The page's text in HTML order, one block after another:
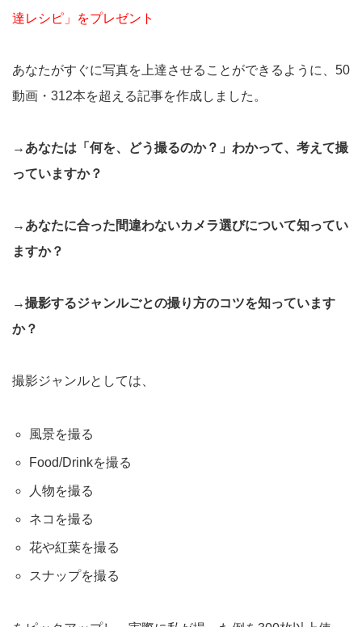
達レシピ」をプレゼント
あなたがすぐに写真を上達させることができるように、50
動画・312本を超える記事を作成しました。
→あなたは「何を、どう撮るのか？」わかって、考えて撮
っていますか？
→あなたに合った間違わないカメラ選びについて知ってい
ますか？
→撮影するジャンルごとの撮り方のコツを知っています
か？
撮影ジャンルとしては、
風景を撮る
Food/Drinkを撮る
人物を撮る
ネコを撮る
花や紅葉を撮る
スナップを撮る